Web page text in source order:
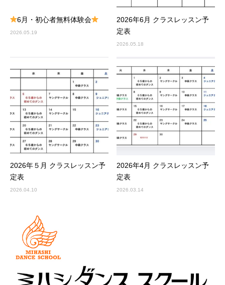
6月・初心者無料体験会
2026.05.19
2026年6月 クラスレッスン予
定表
2026.05.18
2026年５月 クラスレッスン予
定表
2026.04.10
2026年4月 クラスレッスン予
定表
2026.03.14